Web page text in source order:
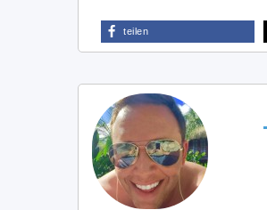
teilen